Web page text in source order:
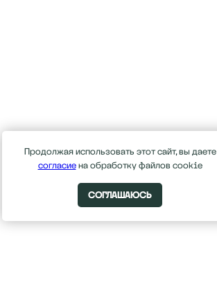
Продолжая использовать этот сайт, вы даете
согласиена обработку файлов cookie
СОГЛАШАЮСЬ